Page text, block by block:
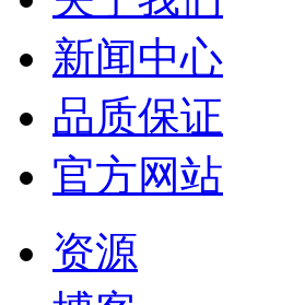
新闻中心
品质保证
官方网站
资源